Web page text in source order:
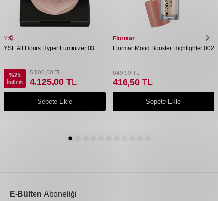
YSL
YSL All Hours Hyper Luminizer 03
%25
İndirim
5.500,00TL
4.125,00 TL
Sepete Ekle
Flormar
Flormar Mood Booster Highlighter 002
849,99TL
416,50TL
Sepete Ekle
E-Bülten Aboneliği